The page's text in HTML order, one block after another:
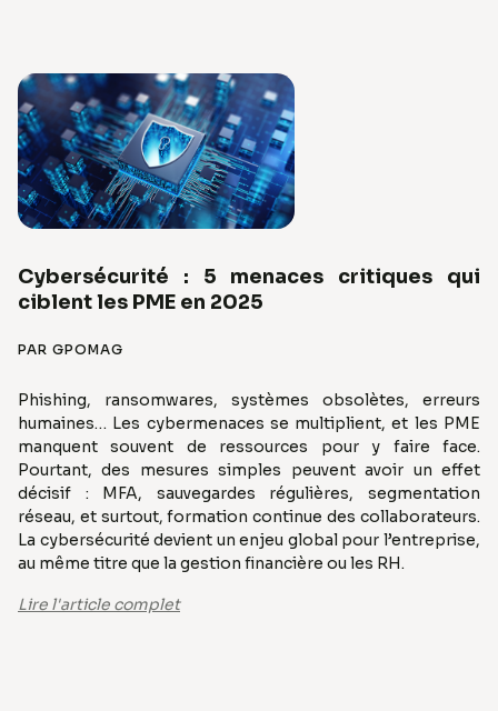
Cybersécurité : 5 menaces critiques qui
ciblent les PME en 2025
PAR GPOMAG
Phishing, ransomwares, systèmes obsolètes, erreurs
humaines… Les cybermenaces se multiplient, et les PME
manquent souvent de ressources pour y faire face.
Pourtant, des mesures simples peuvent avoir un effet
décisif : MFA, sauvegardes régulières, segmentation
réseau, et surtout, formation continue des collaborateurs.
La cybersécurité devient un enjeu global pour l’entreprise,
au même titre que la gestion financière ou les RH.
Lire l'article complet